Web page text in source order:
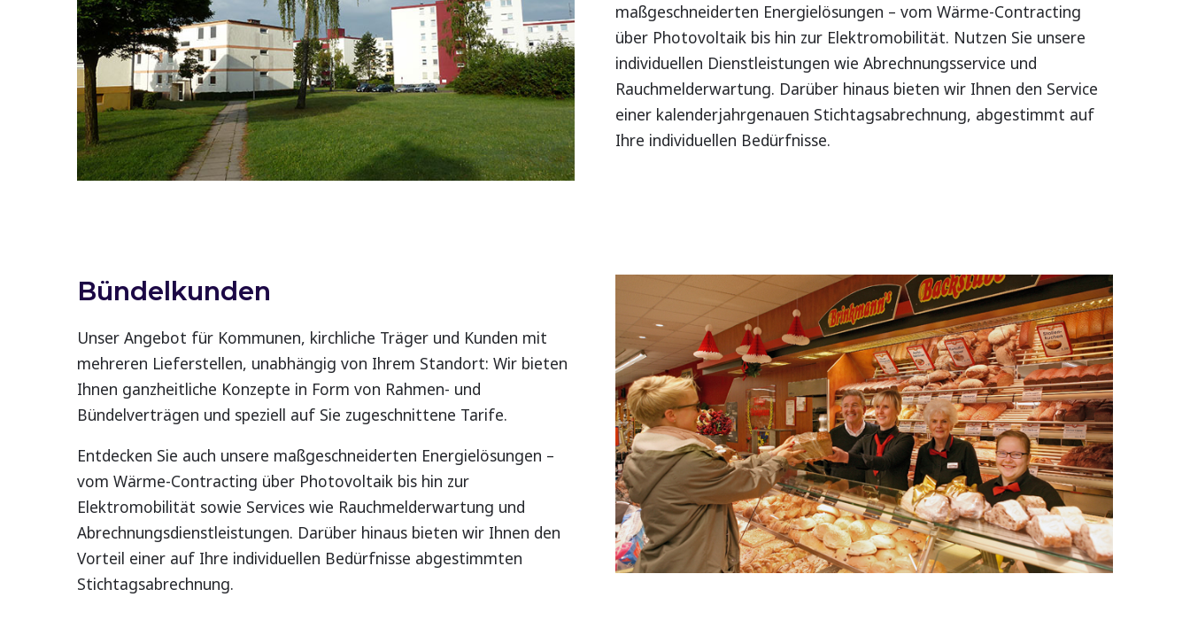
maßgeschneiderten Energielösungen – vom Wärme-Contracting
über Photovoltaik bis hin zur Elektromobilität. Nutzen Sie unsere
individuellen Dienstleistungen wie Abrechnungsservice und
Rauchmelderwartung. Darüber hinaus bieten wir Ihnen den Service
einer kalenderjahrgenauen Stichtagsabrechnung, abgestimmt auf
Ihre individuellen Bedürfnisse.
Bündelkunden
Unser Angebot für Kommunen, kirchliche Träger und Kunden mit
mehreren Lieferstellen, unabhängig von Ihrem Standort: Wir bieten
Ihnen ganzheitliche Konzepte in Form von Rahmen- und
Bündelverträgen und speziell auf Sie zugeschnittene Tarife.
Entdecken Sie auch unsere maßgeschneiderten Energielösungen –
vom Wärme-Contracting über Photovoltaik bis hin zur
Elektromobilität sowie Services wie Rauchmelderwartung und
Abrechnungsdienstleistungen. Darüber hinaus bieten wir Ihnen den
Vorteil einer auf Ihre individuellen Bedürfnisse abgestimmten
Stichtagsabrechnung.